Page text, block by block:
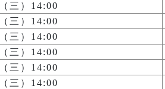
三）14:00
三）14:00
三）14:00
三）14:00
三）14:00
三）14:00